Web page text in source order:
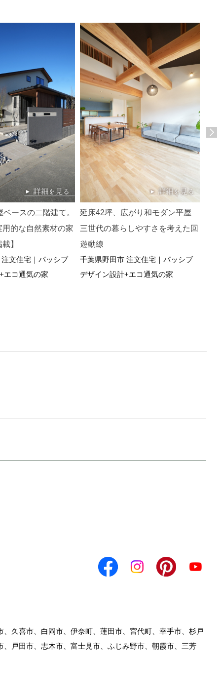
ースの二階建て。
用的な自然素材の家
】
文住宅｜パッシブ
エコ通気の家
延床42坪、広がり和モダン平屋
三世代の暮らしやすさを考えた回
遊動線
千葉県野田市 注文住宅｜パッシブ
デザイン設計+エコ通気の家
久喜市、白岡市、伊奈町、蓮田市、宮代町、幸手市、杉戸
戸田市、志木市、富士見市、ふじみ野市、朝霞市、三芳